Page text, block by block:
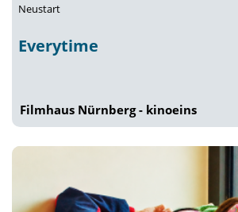
Neustart
Everytime
Filmhaus Nürnberg - kinoeins